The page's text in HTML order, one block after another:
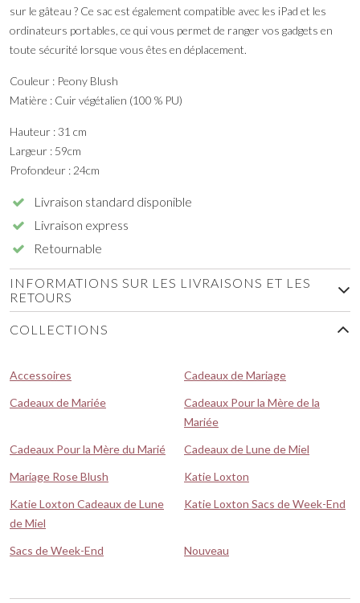
sur le gâteau ? Ce sac est également compatible avec les iPad et les
ordinateurs portables, ce qui vous permet de ranger vos gadgets en
toute sécurité lorsque vous êtes en déplacement.
Couleur : Peony Blush
Matière : Cuir végétalien (100 % PU)
Hauteur : 31 cm
Largeur : 59cm
Profondeur : 24cm
Livraison standard disponible
Livraison express
Retournable
INFORMATIONS SUR LES LIVRAISONS ET LES
RETOURS
COLLECTIONS
Accessoires
Cadeaux de Mariage
Cadeaux de Mariée
Cadeaux Pour la Mère de la
Mariée
Cadeaux Pour la Mère du Marié
Cadeaux de Lune de Miel
Mariage Rose Blush
Katie Loxton
Katie Loxton Cadeaux de Lune
de Miel
Katie Loxton Sacs de Week-End
Sacs de Week-End Nouveau